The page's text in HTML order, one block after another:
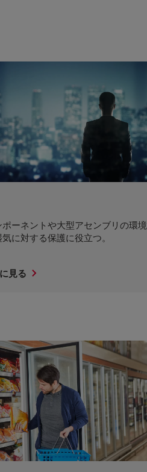
ーネントや大型アセンブリの環境
に対する保護に役立つ。
見る